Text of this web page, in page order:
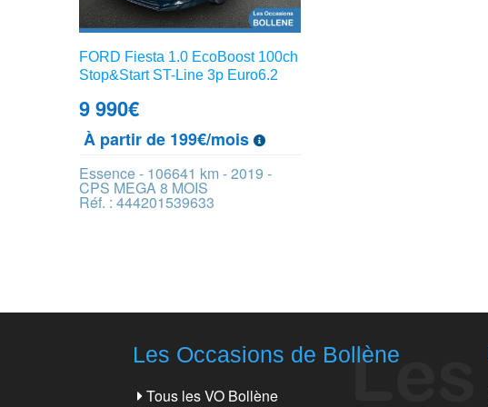
FORD Fiesta 1.0 EcoBoost 100ch
Stop&Start ST-Line 3p Euro6.2
9 990€
À partir de 199€/mois
Essence - 106641 km - 2019 -
CPS MEGA 8 MOIS
Réf. : 444201539633
Les Occasions de Bollène
Tous les VO Bollène